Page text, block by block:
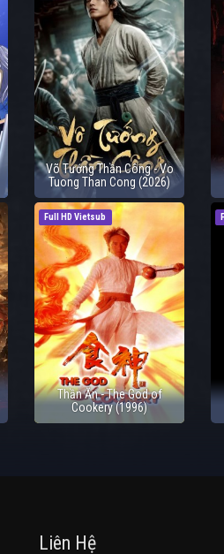
Võ Tướng Thần Công - Vo
Tuong Than Cong (2026)
Full HD Vietsub
Thần Ăn - The God of
Cookery (1996)
Liên Hệ